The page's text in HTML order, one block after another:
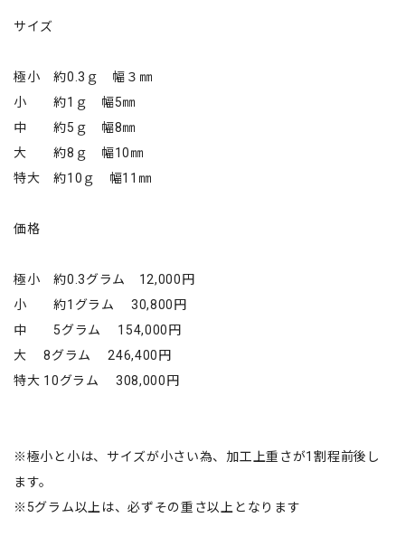
サイズ
極小 約0.3ｇ 幅３㎜
小 約1ｇ 幅5㎜
中 約5ｇ 幅8㎜
大 約8ｇ 幅10㎜
特大 約10ｇ 幅11㎜
価格
極小 約0.3グラム 12,000円
小 約1グラム 30,800円
中 5グラム 154,000円
大 8グラム 246,400円
特大 10グラム 308,000円
※極小と小は、サイズが小さい為、加工上重さが1割程前後し
ます。
※5グラム以上は、必ずその重さ以上となります